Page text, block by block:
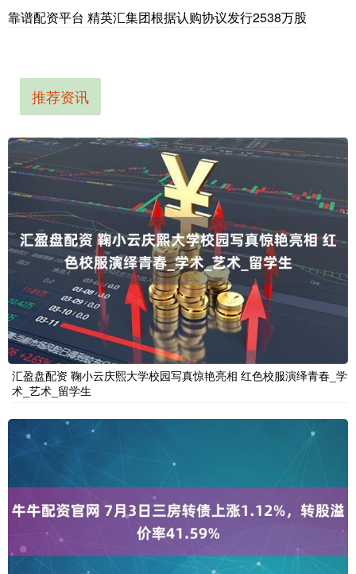
靠谱配资平台 精英汇集团根据认购协议发行2538万股
推荐资讯
汇盈盘配资 鞠小云庆熙大学校园写真惊艳亮相 红色校服演绎青春_学
术_艺术_留学生